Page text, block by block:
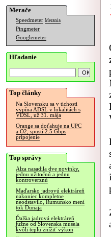
Merače
Speedmeter Merania
Pingmeter
Googlemeter
Hľadanie
Top články
Na Slovensku sa v tichosti
vypína ADSL v lokalitách s
VDSL, už 31. mája
Orange sa doťahuje na UPC
a O2, spustí 2.5 Gbps
pripojenie
Top správy
Alza nasadila dve novinky,
jednu užitočnú a jednu
kontroverznú
Maďarsko jadrovú elektráreň
nakoniec kompletne
neodstavilo, Rumunsko mení
tok Dunaja
Ďalšia jadrová elektráreň
južne od Slovenska musela
kvôli teplu znížiť výkon